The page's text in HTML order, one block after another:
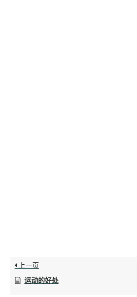
上一页
运动的好处